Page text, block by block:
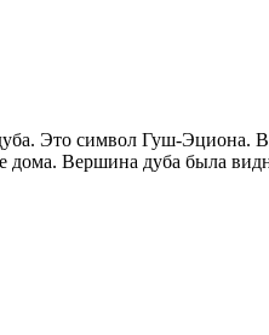
Это символ Гуш-Эциона.
Вершина дуба была